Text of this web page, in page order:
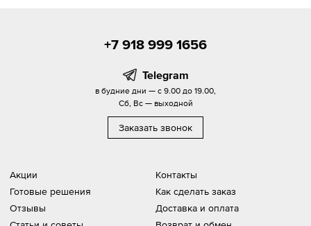
Акции
Готовые решения
Отзывы
Контакты
Как сделать заказ
Доставка и оплата
+7 918 999 1656
Telegram
в будние дни — с 9.00 до 19.00,
Сб, Вс — выходной
Заказать звонок